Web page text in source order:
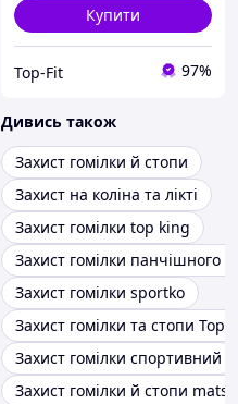
Купити
Top-Fit 97%
Дивись також
Захист гомілки й стопи
Захист на коліна та лікті
Захист гомілки top king
Захист гомілки панчішного
Захист гомілки sportko
Захист гомілки та стопи Top
Захист гомілки спортивний
Захист гомілки й стопи matsa